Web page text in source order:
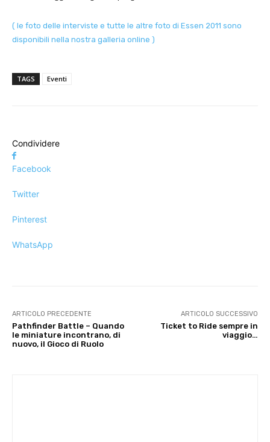
( le foto delle interviste e tutte le altre foto di Essen 2011 sono
disponibili nella nostra galleria online )
TAGS Eventi
Condividere
Facebook
Twitter
Pinterest
WhatsApp
ARTICOLO PRECEDENTE
Pathfinder Battle – Quando
le miniature incontrano, di
nuovo, il Gioco di Ruolo
ARTICOLO SUCCESSIVO
Ticket to Ride sempre in
viaggio…